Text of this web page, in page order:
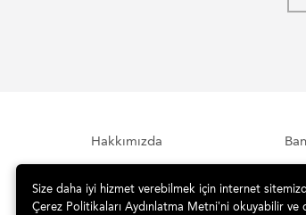
Hakkımızda
İletişim
Size daha iyi hizmet verebilmek için internet
Çerez Politikaları Aydınlatma Metni’ni okuyabilir ve